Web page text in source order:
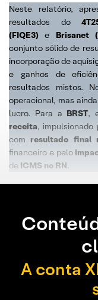
Neste relatório,
resultados do
(FIQE3) e Brisanet
conjunto sólido de
incorporação de
e ganhos de
resultados mistos.
operacional, mas
lucro. Para a BRST,
receita, impulsionado
com resultado final
financeiro e pelo
de ICMS no RN.
A conta